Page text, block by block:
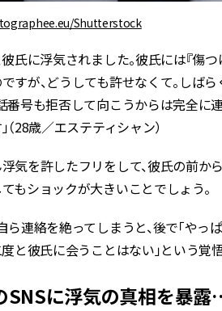
Shutterstock
彼氏に浮気されました。彼氏には『
すが、どうしても許せなくて。しば
番号も拒否して向こうからは完全に
（28歳／エステティシャン）
気を許したフリをして、彼氏の前か
もショックが大きいことでしょう。
ら連絡を絶ってしまうと、後で「や
度と彼氏に会うことはない」という
SNSに浮気の真相を暴